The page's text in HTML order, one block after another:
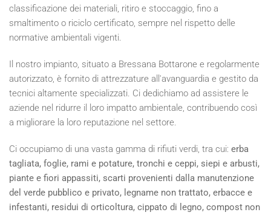
classificazione dei materiali, ritiro e stoccaggio, fino a
smaltimento o riciclo certificato, sempre nel rispetto delle
normative ambientali vigenti.
Il nostro impianto, situato a Bressana Bottarone e regolarmente
autorizzato, è fornito di attrezzature all'avanguardia e gestito da
tecnici altamente specializzati. Ci dedichiamo ad assistere le
aziende nel ridurre il loro impatto ambientale, contribuendo così
a migliorare la loro reputazione nel settore.
Ci occupiamo di una vasta gamma di rifiuti verdi, tra cui: erba
tagliata, foglie, rami e potature, tronchi e ceppi, siepi e arbusti,
piante e fiori appassiti, scarti provenienti dalla manutenzione
del verde pubblico e privato, legname non trattato, erbacce e
infestanti, residui di orticoltura, cippato di legno, compost non